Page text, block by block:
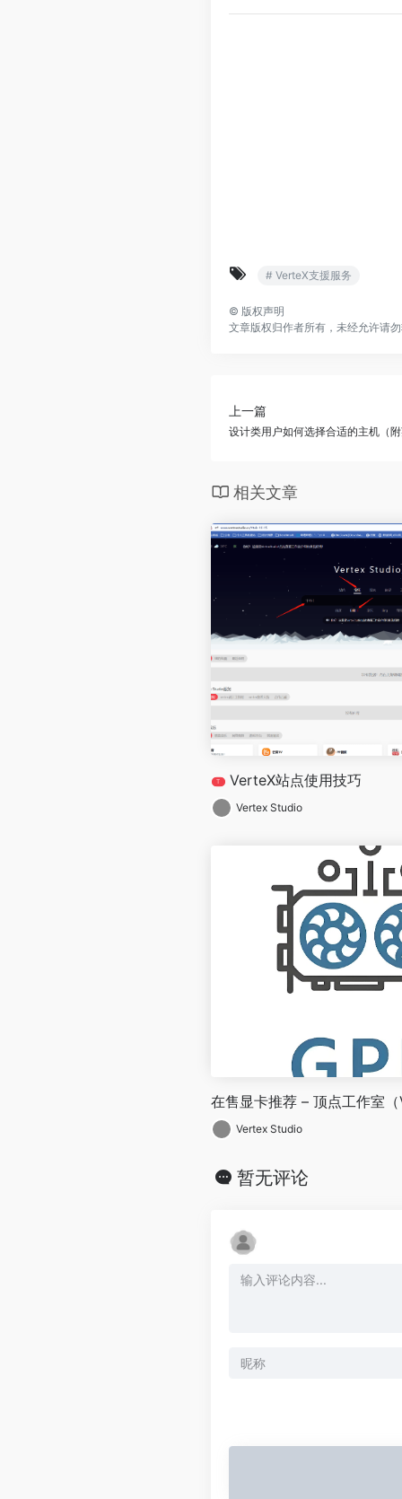
# VerteX支援服务
© 版权声明
文章版权归作者所有，未经允许请勿
上一篇
设计类用户如何选择合适的主机（附
相关文章
T VerteX站点使用技巧
Vertex Studio
在售显卡推荐 – 顶点工作室
Vertex Studio
暂无评论